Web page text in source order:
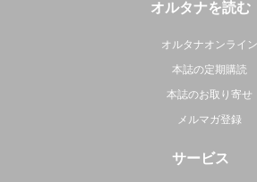
オルタナを読む
オルタナオンライン
本誌の定期購読
本誌のお取り寄せ
メルマガ登録
サービス